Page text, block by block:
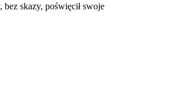
skazy, poświęcił swoje